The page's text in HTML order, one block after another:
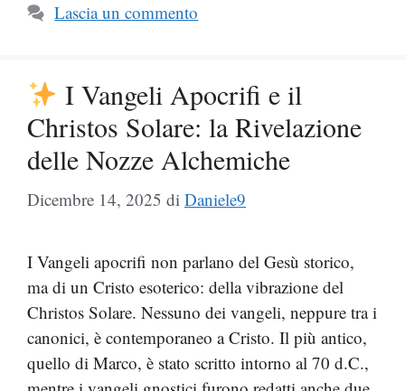
Lascia un commento
I Vangeli Apocrifi e il
Christos Solare: la Rivelazione
delle Nozze Alchemiche
Dicembre 14, 2025 di Daniele9
I Vangeli apocrifi non parlano del Gesù storico,
ma di un Cristo esoterico: della vibrazione del
Christos Solare. Nessuno dei vangeli, neppure tra i
canonici, è contemporaneo a Cristo. Il più antico,
quello di Marco, è stato scritto intorno al 70 d.C.,